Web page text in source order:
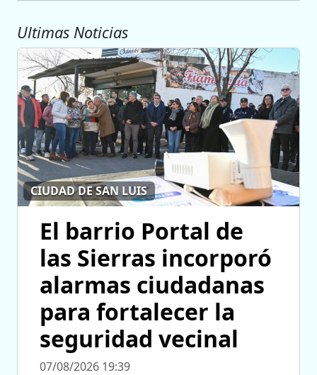
Ultimas Noticias
CIUDAD DE SAN LUIS
El barrio Portal de
las Sierras incorporó
alarmas ciudadanas
para fortalecer la
seguridad vecinal
07/08/2026 19:39